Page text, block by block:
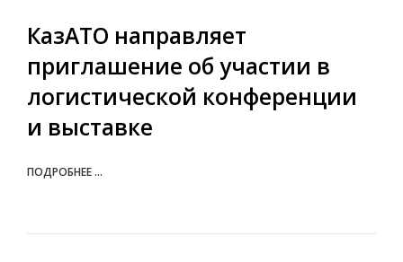
КазАТО направляет
приглашение об участии в
логистической конференции
и выставке
ПОДРОБНЕЕ ...